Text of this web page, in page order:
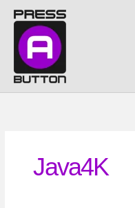
Inhalt
springen
Java4K